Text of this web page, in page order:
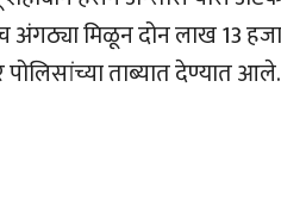
अंगठ्या मिळून दोन लाख 13
ताब्यात देण्यात आले.